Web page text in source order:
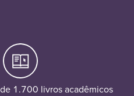
1.700 livros acadêmicos